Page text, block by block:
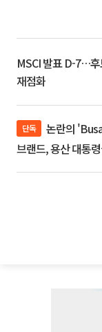
MSCI 발표 D-7…
재점화
단독
브랜드, 용산 대통